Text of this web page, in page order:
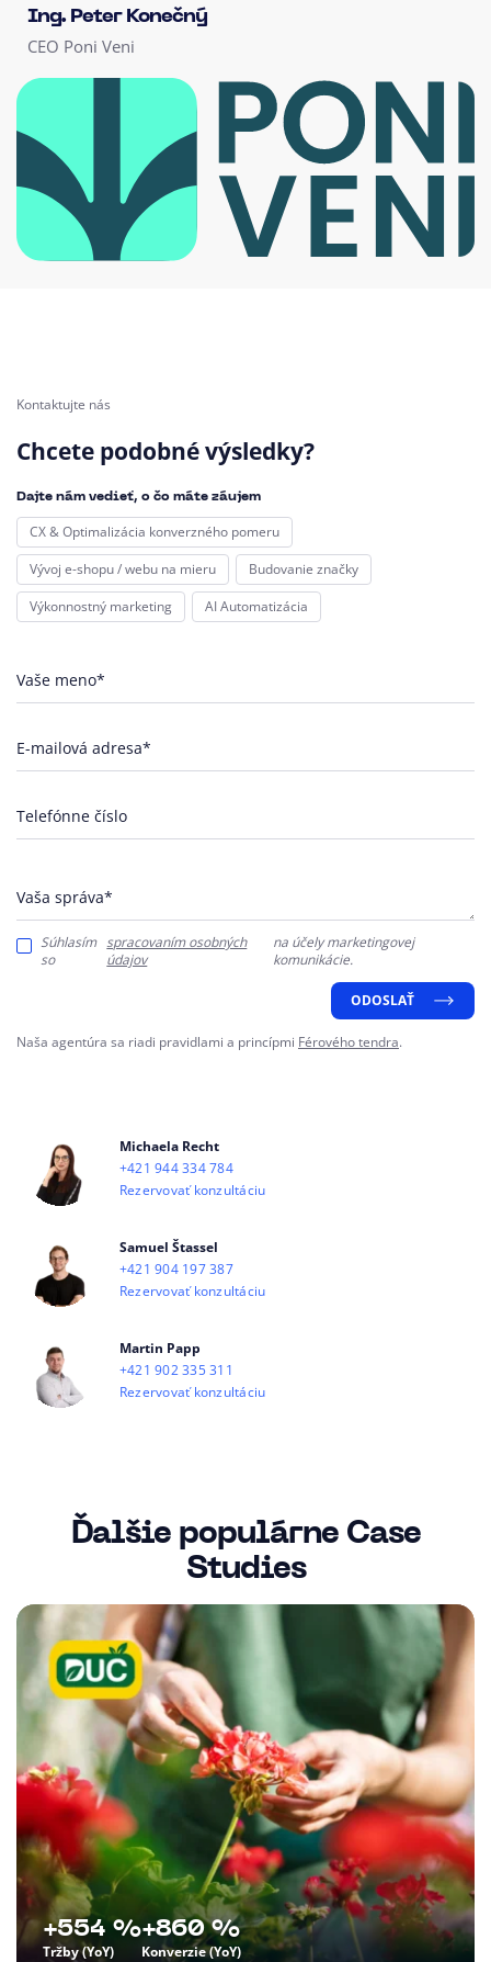
Ing. Peter Konečný
CEO Poni Veni
Kontaktujte nás
Michaela Recht
+421 944 334 784
Rezervovať konzultáciu
Samuel Štassel
+421 904 197 387
Rezervovať konzultáciu
Martin Papp
+421 902 335 311
Rezervovať konzultáciu
Chcete podobné výsledky?
Dajte nám vedieť, o čo máte záujem
CX & Optimalizácia konverzného pomeru
Vývoj e-shopu / webu na mieru
Budovanie značky
Výkonnostný marketing
AI Automatizácia
Vaše meno*
E-mailová adresa*
Telefónne číslo
Vaša správa*
Súhlasím
so
spracovaním osobných
údajov
na účely marketingovej
komunikácie.
ODOSLAŤ
Naša agentúra sa riadi pravidlami a princípmi Férového tendra.
Ďalšie populárne Case
Studies
Tržby (YoY)
+554 %
Konverzie (YoY)
+860 %